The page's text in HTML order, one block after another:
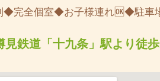
◆完全個室◆お子様連れ🆗◆駐車
見鉄道「十九条」駅より徒